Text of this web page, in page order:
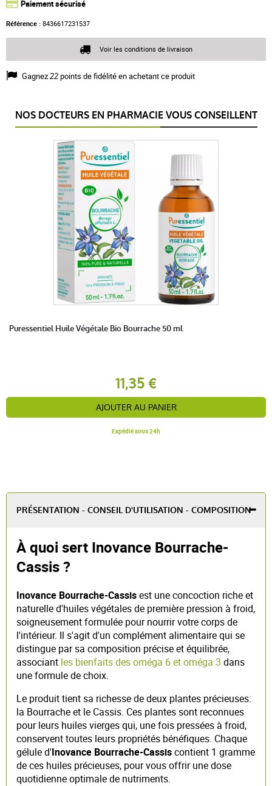
Paiement sécurisé
Référence : 8436617231537
Gagnez22points de fidélité en achetant ce produit
Voir les conditions de livraison
NOS DOCTEURS EN PHARMACIE VOUS CONSEILLENT
Puressentiel Huile Végétale Bio Bourrache 50 ml
11,35 €
AJOUTER AU PANIER
Expédié sous 24h
PRÉSENTATION - CONSEIL D'UTILISATION - COMPOSITION
À quoi sert Inovance Bourrache-
Cassis ?
Inovance Bourrache-Cassisest une concoction riche et
naturelle d'huiles végétales de première pression à froid,
soigneusement formulée pour nourrir votre corps de
l'intérieur. Il s'agit d'un complément alimentaire qui se
distingue par sa composition précise et équilibrée,
associant les bienfaits des oméga 6 et oméga 3 dans
une formule de choix.
Le produit tient sa richesse de deux plantes précieuses:
la Bourrache et le Cassis. Ces plantes sont reconnues
pour leurs huiles vierges qui, une fois pressées à froid,
conservent toutes leurs propriétés bénéfiques. Chaque
gélule d'Inovance Bourrache-Cassiscontient 1 gramme
de ces huiles précieuses, pour vous offrir une dose
quotidienne optimale de nutriments.